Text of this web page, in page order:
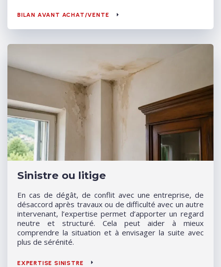
BILAN AVANT ACHAT/VENTE
Sinistre ou litige
En cas de dégât, de conflit avec une entreprise, de
désaccord après travaux ou de difficulté avec un autre
intervenant, l’expertise permet d’apporter un regard
neutre et structuré. Cela peut aider à mieux
comprendre la situation et à envisager la suite avec
plus de sérénité.
EXPERTISE SINISTRE